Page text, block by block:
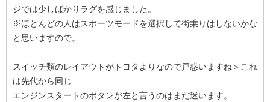
ジでは少しばかりラグを感じました。
※ほとんどの人はスポーツモードを選択して街乗りはしないかな
と思いますので。
スイッチ類のレイアウトがトヨタよりなので戸惑いますね＞これ
は先代から同じ
エンジンスタートのボタンが左と言うのはまだ迷います。